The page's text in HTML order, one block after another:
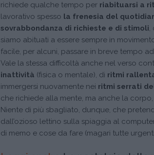
richiede qualche tempo per riabituarsi a
lavorativo spesso la frenesia del
sovrabbondanza di richieste e di stimoli,
siamo abituati a essere sempre in
facile, per alcuni, passare in breve tempo
Vale la stessa difficoltà anche nel verso
inattività (fisica o mentale), di ritmi
immergersi nuovamente nei ritmi serrati
che richiede alla mente, ma anche la
Niente di più sbagliato, dunque, che
dall’ozioso lettino sulla spiaggia al
di memo e cose da fare (magari tutte urgenti